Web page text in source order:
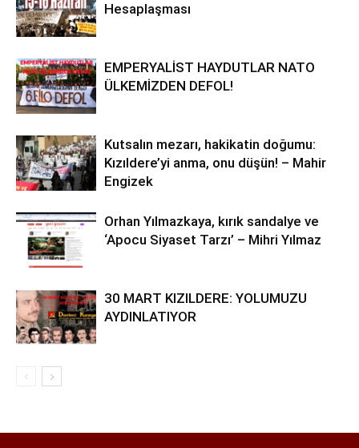
Hesaplaşması
EMPERYALİST HAYDUTLAR NATO
ÜLKEMİZDEN DEFOL!
Kutsalın mezarı, hakikatin doğumu:
Kızıldere’yi anma, onu düşün! – Mahir
Engizek
Orhan Yılmazkaya, kırık sandalye ve
‘Apocu Siyaset Tarzı’ – Mihri Yılmaz
30 MART KIZILDERE: YOLUMUZU
AYDINLATIYOR